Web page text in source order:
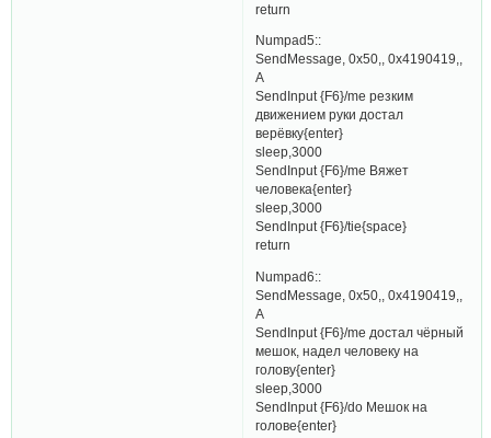
return
Numpad5::
SendMessage, 0x50,, 0x4190419,,
A
SendInput {F6}/me резким
движением руки достал
верёвку{enter}
sleep,3000
SendInput {F6}/me Вяжет
человека{enter}
sleep,3000
SendInput {F6}/tie{space}
return
Numpad6::
SendMessage, 0x50,, 0x4190419,,
A
SendInput {F6}/me достал чёрный
мешок, надел человеку на
голову{enter}
sleep,3000
SendInput {F6}/do Мешок на
голове{enter}